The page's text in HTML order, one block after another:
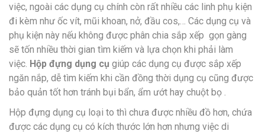
việc, ngoài các dụng cụ chính còn rất nhiều các linh phụ kiện
đi kèm như ốc vít, mũi khoan, nở, đầu cos,… Các dụng cụ và
phụ kiện này nếu không được phân chia sắp xếp gọn gàng
sẽ tốn nhiều thời gian tìm kiếm và lựa chọn khi phải làm
việc. Hộp đựng dụng cụ giúp các dụng cụ được sắp xếp
ngăn nắp, dễ tìm kiếm khi cần đồng thời dụng cụ cũng được
bảo quản tốt hơn tránh bụi bẩn, ẩm ướt hay chuột bọ .
Hộp đựng dụng cụ loại to thì chưa được nhiều đồ hơn, chứa
được các dụng cụ có kích thước lớn hơn nhưng việc di